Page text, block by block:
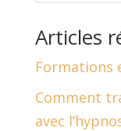
Articles
Formations
Comment
avec